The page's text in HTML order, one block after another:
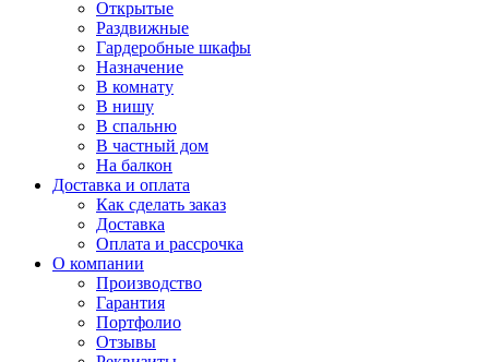
Открытые
Раздвижные
Гардеробные шкафы
Назначение
В комнату
В нишу
В спальню
В частный дом
На балкон
Доставка и оплата
Как сделать заказ
Доставка
Оплата и рассрочка
О компании
Производство
Гарантия
Портфолио
Отзывы